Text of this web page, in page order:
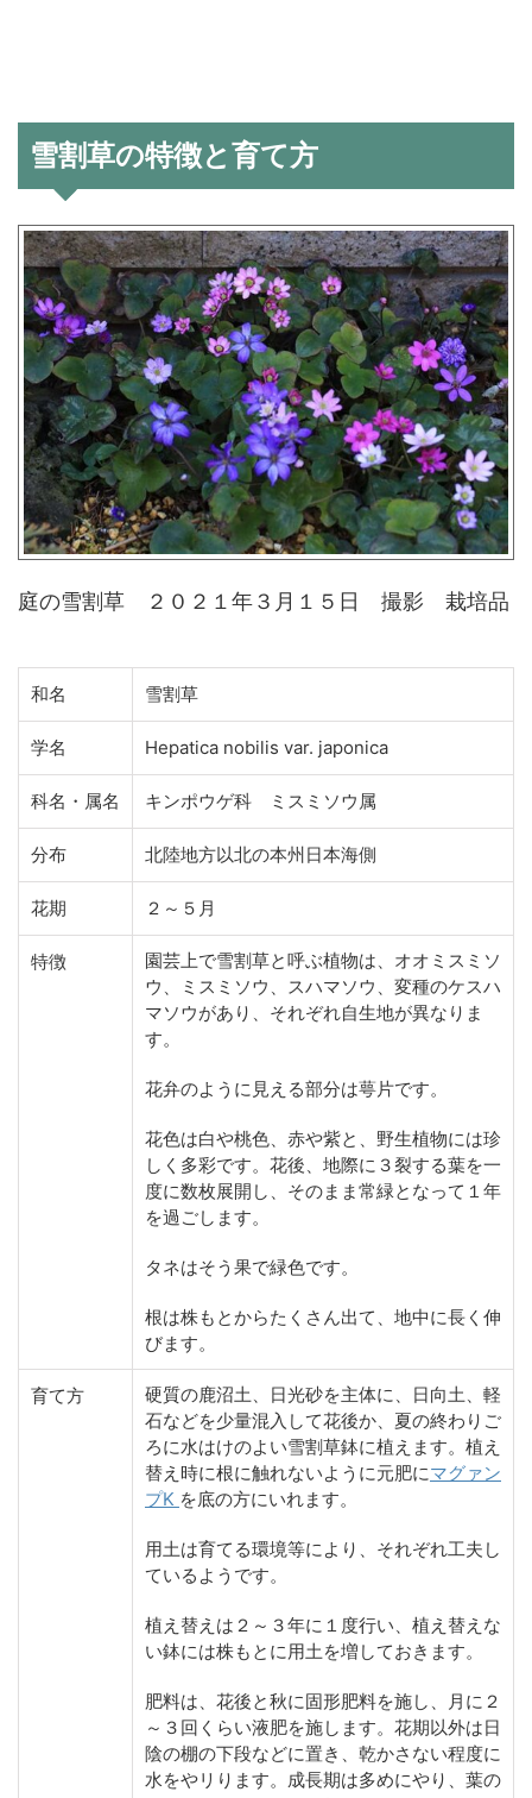
雪割草の特徴と育て方
庭の雪割草 ２０２１年３月１５日 撮影 栽培品
和名 雪割草
学名 Hepatica nobilis var. japonica
科名・属名 キンポウゲ科 ミスミソウ属
分布 北陸地方以北の本州日本海側
花期 ２～５月
特徴
園芸上で雪割草と呼ぶ植物は、オオミスミソ
ウ、ミスミソウ、スハマソウ、変種のケスハ
マソウがあり、それぞれ自生地が異なりま
す。
花弁のように見える部分は萼片です。
花色は白や桃色、赤や紫と、野生植物には珍
しく多彩です。花後、地際に３裂する葉を一
度に数枚展開し、そのまま常緑となって１年
を過ごします。
タネはそう果で緑色です。
根は株もとからたくさん出て、地中に長く伸
びます。
育て方
硬質の鹿沼土、日光砂を主体に、日向土、軽
石などを少量混入して花後か、夏の終わりご
ろに水はけのよい雪割草鉢に植えます。植え
替え時に根に触れないように元肥にマグァン
プK を底の方にいれます。
用土は育てる環境等により、それぞれ工夫し
ているようです。
植え替えは２～３年に１度行い、植え替えな
い鉢には株もとに用土を増しておきます。
肥料は、花後と秋に固形肥料を施し、月に２
～３回くらい液肥を施します。花期以外は日
陰の棚の下段などに置き、乾かさない程度に
水をやリります。成長期は多めにやり、葉の